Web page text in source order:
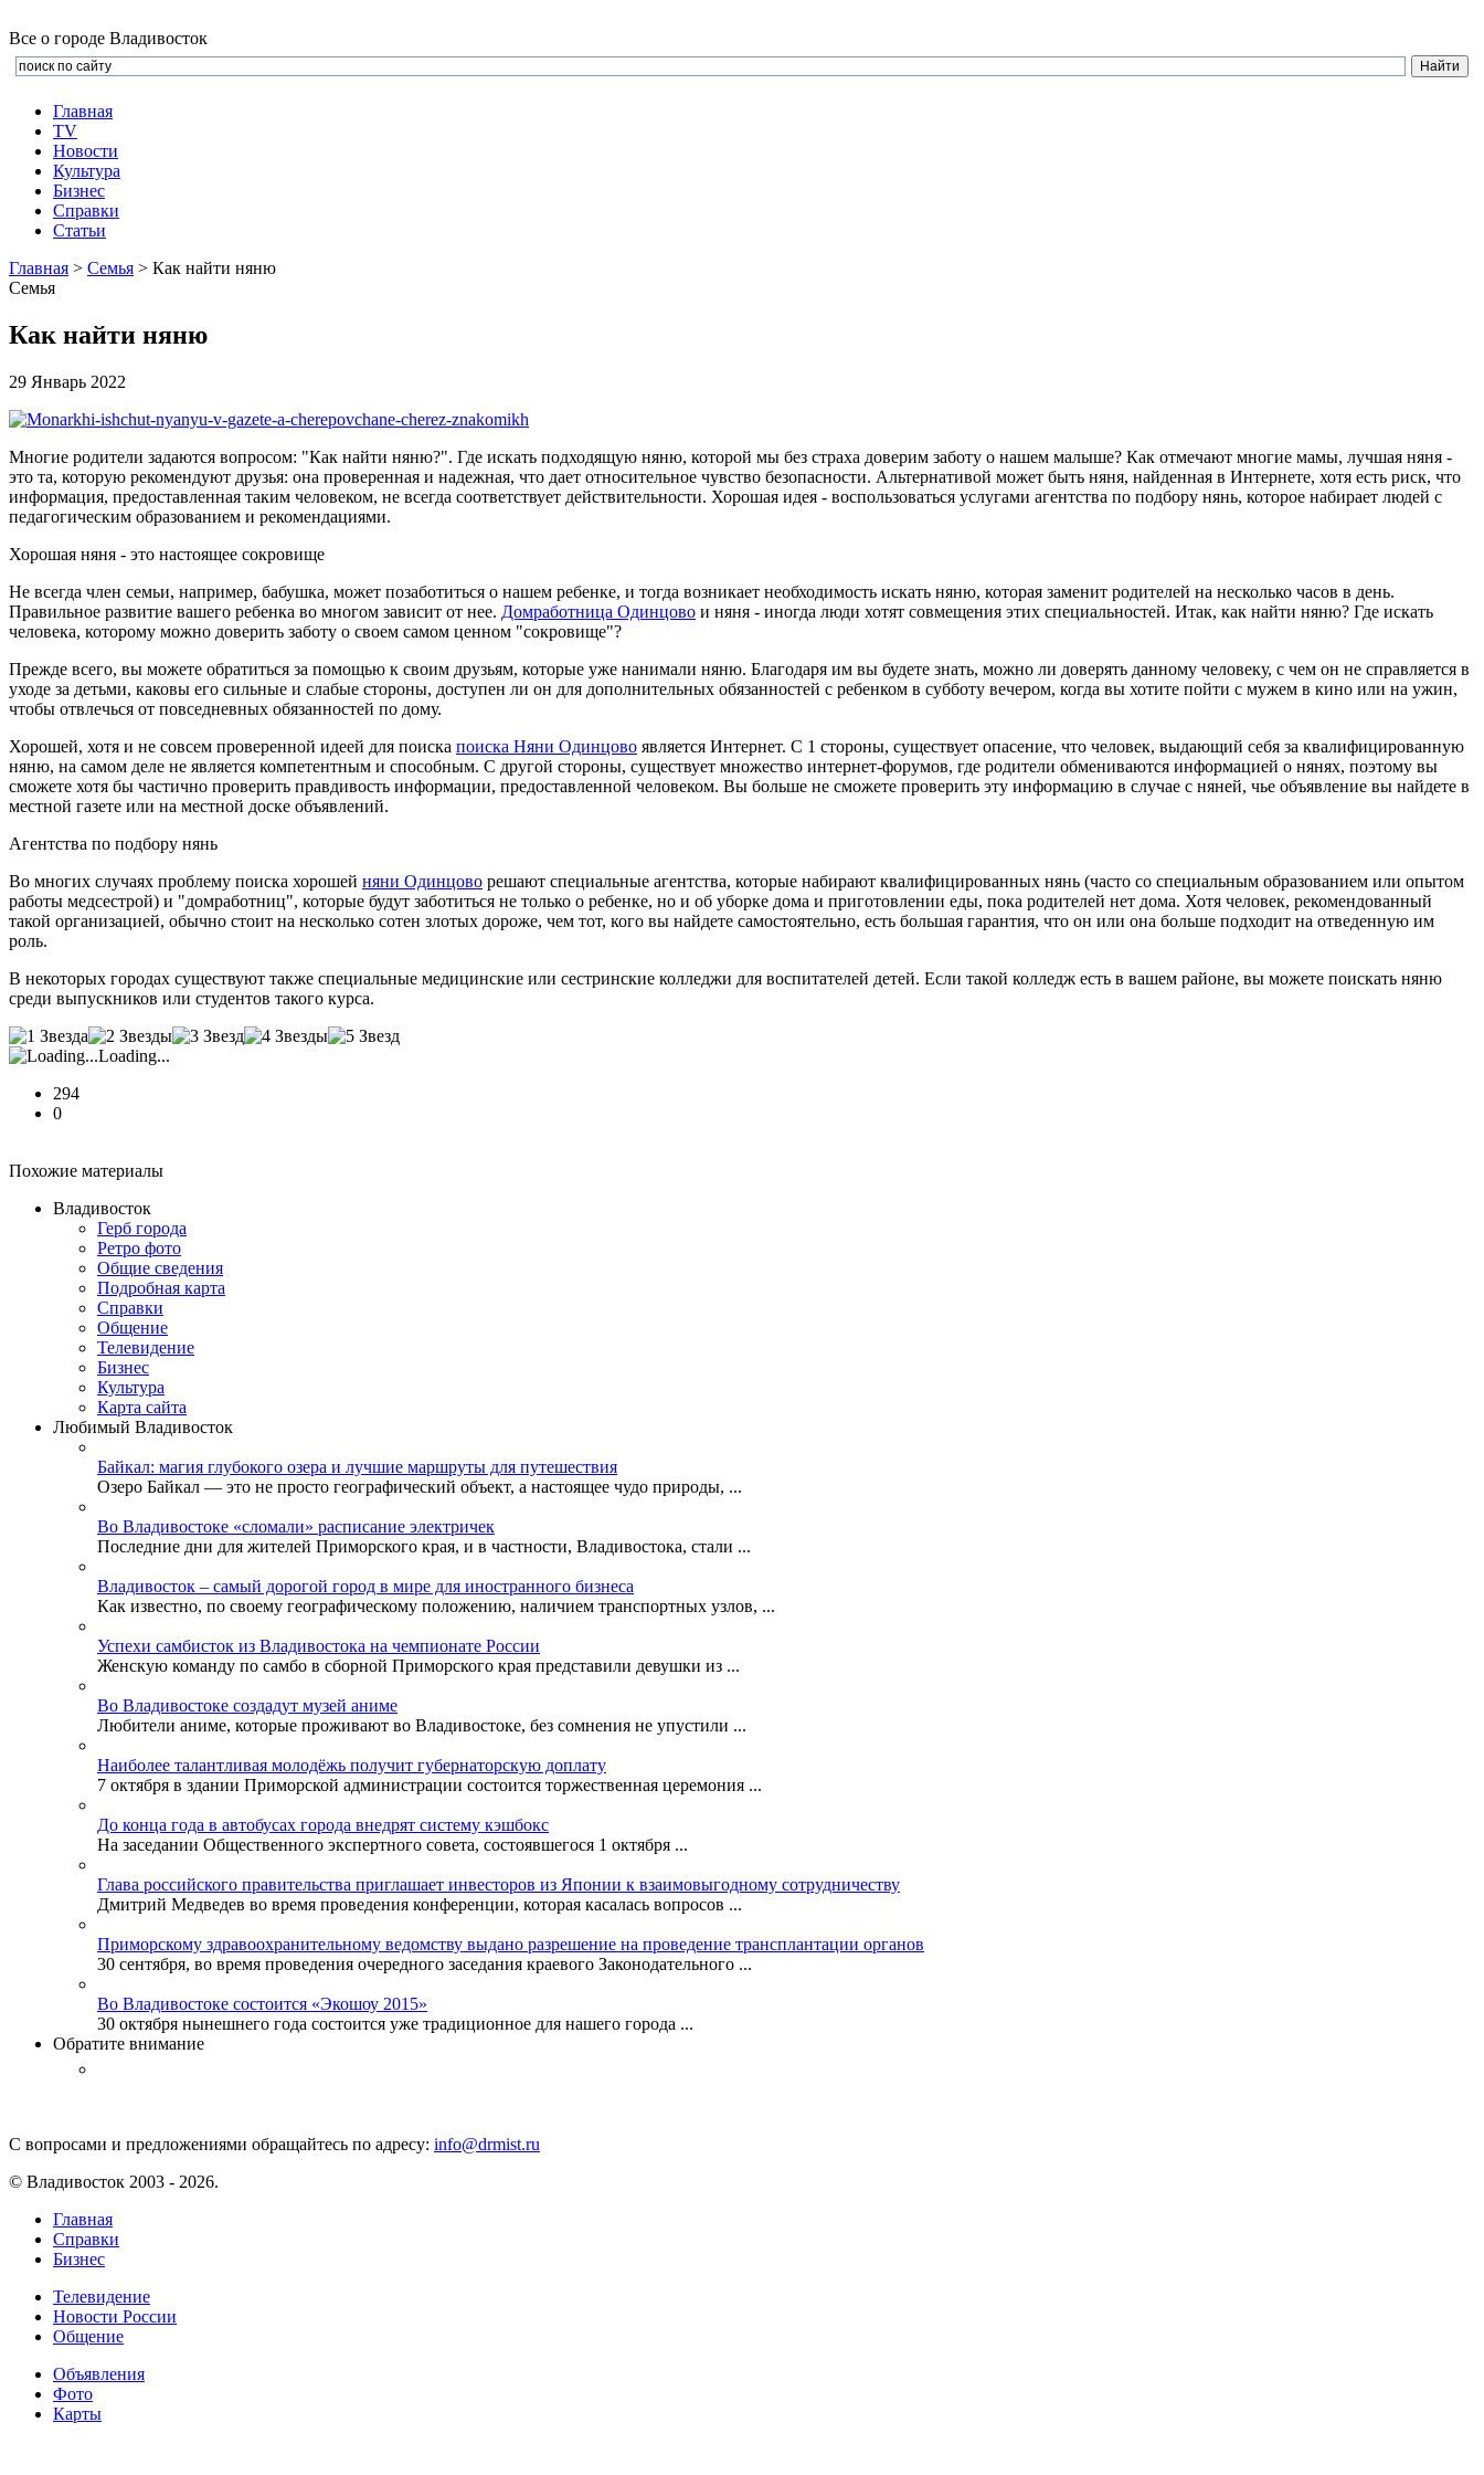
Все о городе Владивосток
Главная
TV
Новости
Культура
Бизнеc
Справки
Статьи
Главная > Семья > Как найти няню
Семья
Как найти няню
29 Январь 2022
Многие родители задаются вопросом: "Как найти няню?". Где искать подходящую няню, которой мы без страха доверим заботу о нашем малыше? Как отмечают многие мамы, лучшая няня -
это та, которую рекомендуют друзья: она проверенная и надежная, что дает относительное чувство безопасности. Альтернативой может быть няня, найденная в Интернете, хотя есть риск, что
информация, предоставленная таким человеком, не всегда соответствует действительности. Хорошая идея - воспользоваться услугами агентства по подбору нянь, которое набирает людей с
педагогическим образованием и рекомендациями.
Хорошая няня - это настоящее сокровище
Не всегда член семьи, например, бабушка, может позаботиться о нашем ребенке, и тогда возникает необходимость искать няню, которая заменит родителей на несколько часов в день.
Правильное развитие вашего ребенка во многом зависит от нее. Домработница Одинцово и няня - иногда люди хотят совмещения этих специальностей. Итак, как найти няню? Где искать
человека, которому можно доверить заботу о своем самом ценном "сокровище"?
Прежде всего, вы можете обратиться за помощью к своим друзьям, которые уже нанимали няню. Благодаря им вы будете знать, можно ли доверять данному человеку, с чем он не справляется в
уходе за детьми, каковы его сильные и слабые стороны, доступен ли он для дополнительных обязанностей с ребенком в субботу вечером, когда вы хотите пойти с мужем в кино или на ужин,
чтобы отвлечься от повседневных обязанностей по дому.
Хорошей, хотя и не совсем проверенной идеей для поиска поиска Няни Одинцово является Интернет. С 1 стороны, существует опасение, что человек, выдающий себя за квалифицированную
няню, на самом деле не является компетентным и способным. С другой стороны, существует множество интернет-форумов, где родители обмениваются информацией о нянях, поэтому вы
сможете хотя бы частично проверить правдивость информации, предоставленной человеком. Вы больше не сможете проверить эту информацию в случае с няней, чье объявление вы найдете в
местной газете или на местной доске объявлений.
Агентства по подбору нянь
Во многих случаях проблему поиска хорошей няни Одинцово решают специальные агентства, которые набирают квалифицированных нянь (часто со специальным образованием или опытом
работы медсестрой) и "домработниц", которые будут заботиться не только о ребенке, но и об уборке дома и приготовлении еды, пока родителей нет дома. Хотя человек, рекомендованный
такой организацией, обычно стоит на несколько сотен злотых дороже, чем тот, кого вы найдете самостоятельно, есть большая гарантия, что он или она больше подходит на отведенную им
роль.
В некоторых городах существуют также специальные медицинские или сестринские колледжи для воспитателей детей. Если такой колледж есть в вашем районе, вы можете поискать няню
среди выпускников или студентов такого курса.
Loading...
294
0
Похожие материалы
Владивосток
Герб города
Ретро фото
Общие сведения
Подробная карта
Справки
Общение
Телевидение
Бизнеc
Культура
Карта сайта
Любимый Владивосток
Байкал: магия глубокого озера и лучшие маршруты для путешествия
Озеро Байкал — это не просто географический объект, а настоящее чудо природы, ...
Во Владивостоке «сломали» расписание электричек
Последние дни для жителей Приморского края, и в частности, Владивостока, стали ...
Владивосток – самый дорогой город в мире для иностранного бизнеса
Как известно, по своему географическому положению, наличием транспортных узлов, ...
Успехи самбисток из Владивостока на чемпионате России
Женскую команду по самбо в сборной Приморского края представили девушки из ...
Во Владивостоке создадут музей аниме
Любители аниме, которые проживают во Владивостоке, без сомнения не упустили ...
Наиболее талантливая молодёжь получит губернаторскую доплату
7 октября в здании Приморской администрации состоится торжественная церемония ...
До конца года в автобусах города внедрят систему кэшбокс
На заседании Общественного экспертного совета, состоявшегося 1 октября ...
Глава российского правительства приглашает инвесторов из Японии к взаимовыгодному сотрудничеству
Дмитрий Медведев во время проведения конференции, которая касалась вопросов ...
Приморскому здравоохранительному ведомству выдано разрешение на проведение трансплантации органов
30 сентября, во время проведения очередного заседания краевого Законодательного ...
Во Владивостоке состоится «Экошоу 2015»
30 октября нынешнего года состоится уже традиционное для нашего города ...
Обратите внимание
С вопросами и предложениями обращайтесь по адресу: info@drmist.ru
© Владивосток 2003 - 2026.
Главная
Справки
Бизнес
Телевидение
Новости России
Общение
Объявления
Фото
Карты